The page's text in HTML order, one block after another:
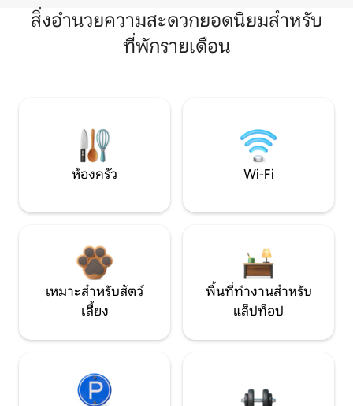
สิ่งอำนวยความสะดวกยอดนิยมสำหรับ
ที่พักรายเดือน
ห้องครัว Wi-Fi
เหมาะสำหรับสัตว์
เลี้ยง
พื้นที่ทำงานสำหรับ
แล็ปท็อป